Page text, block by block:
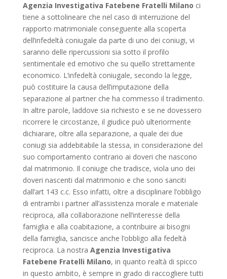
Agenzia Investigativa Fatebene Fratelli Milano ci
tiene a sottolineare che nel caso di interruzione del
rapporto matrimoniale conseguente alla scoperta
dell’infedeltà coniugale da parte di uno dei coniugi, vi
saranno delle ripercussioni sia sotto il profilo
sentimentale ed emotivo che su quello strettamente
economico. L’infedeltà coniugale, secondo la legge,
può costituire la causa dell’imputazione della
separazione al partner che ha commesso il tradimento.
In altre parole, laddove sia richiesto e se ne dovessero
ricorrere le circostanze, il giudice può ulteriormente
dichiarare, oltre alla separazione, a quale dei due
coniugi sia addebitabile la stessa, in considerazione del
suo comportamento contrario ai doveri che nascono
dal matrimonio. Il coniuge che tradisce, viola uno dei
doveri nascenti dal matrimonio e che sono sanciti
dall’art 143 c.c. Esso infatti, oltre a disciplinare l’obbligo
di entrambi i partner all’assistenza morale e materiale
reciproca, alla collaborazione nell’interesse della
famiglia e alla coabitazione, a contribuire ai bisogni
della famiglia, sancisce anche l’obbligo alla fedeltà
reciproca. La nostra Agenzia Investigativa
Fatebene Fratelli Milano, in quanto realtà di spicco
in questo ambito, è sempre in grado di raccogliere tutti